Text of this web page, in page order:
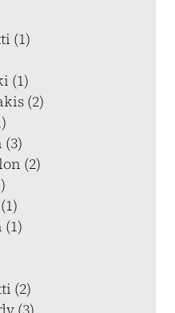
(1)
(1)
(2)
(2)
(2)